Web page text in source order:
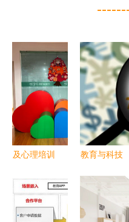
及心理培训
广的培训机
构,对外提
教育与科技
2020年服